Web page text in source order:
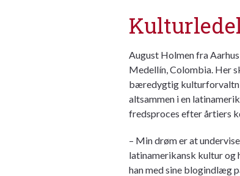
August Holmen fra
Medellín, Colombia. Her
bæredygtig
altsammen i en
fredsproces efter årtiers
– Min drøm er at
latinamerikansk kultur og
han med sine blogindlæg